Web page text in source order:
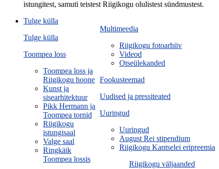
istungitest, samuti teistest Riigikogu olulistest sündmustest.
Multimeedia
Riigikogu fotoarhiiv
Videod
Otseülekanded
Fookusteemad
Uudised ja pressiteated
Uuringud
Uuringud
August Rei stipendium
Riigikogu Kantselei eripreemia
Riigikogu väljaanded
Tulge külla
Tulge külla
Toompea loss
Toompea loss ja
Riigikogu hoone
Kunst ja
sisearhitektuur
Pikk Hermann ja
Toompea tornid
Riigikogu
istungisaal
Valge saal
Ringkäik
Toompea lossis